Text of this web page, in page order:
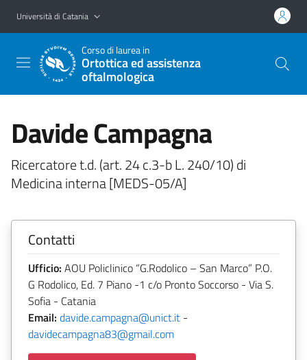
Vai al contenuto principale
Vai al menu di navigazione
Università di Catania
Corso di laurea in
Ortottica ed assistenza
oftalmologica
Davide Campagna
Ricercatore t.d. (art. 24 c.3-b L. 240/10) di
Medicina interna [MEDS-05/A]
Contatti
Ufficio: AOU Policlinico “G.Rodolico – San Marco” P.O.
G Rodolico, Ed. 7 Piano -1 c/o Pronto Soccorso - Via S.
Sofia - Catania
Email: davide.campagna@unict.it -
davidecampagna83@gmail.com